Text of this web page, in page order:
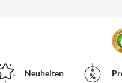
Neuheiten